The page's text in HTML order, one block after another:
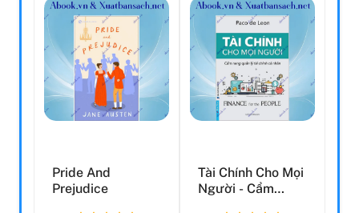
Pride And
Prejudice
Tài Chính Cho Mọi
Người - Cẩm